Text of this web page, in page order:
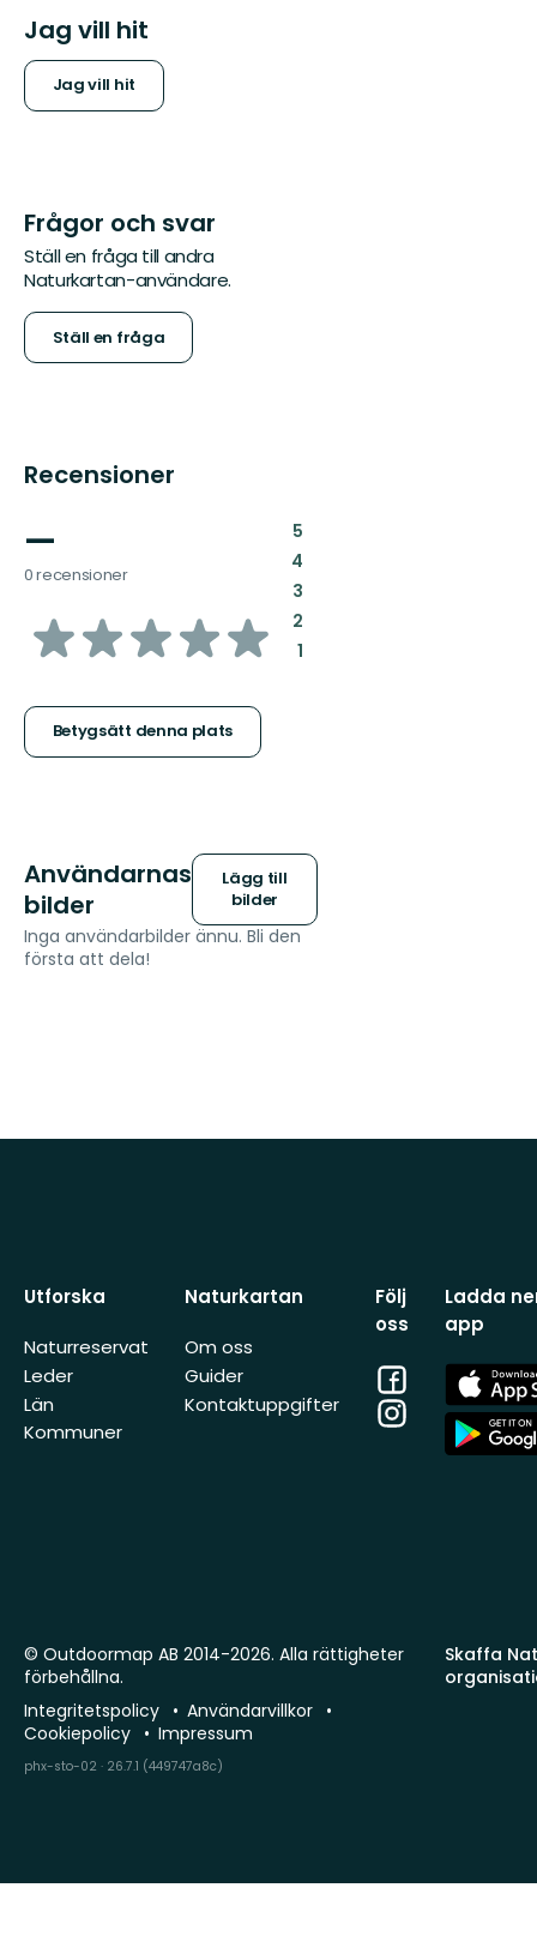
Jag vill hit
Jag vill hit
Frågor och svar
Ställ en fråga till andra
Naturkartan-användare.
Ställ en fråga
Recensioner
—
0 recensioner
av
stjärnor
Betygsätt denna plats
5:
4:
3:
2:
1:
Användarnas
bilder
Lägg till
bilder
Inga användarbilder ännu. Bli den
första att dela!
Utforska
Naturreservat
Leder
Län
Kommuner
Naturkartan
Om oss
Guider
Kontaktuppgifter
Följ
oss
Facebook
Instagram
Ladda
app
App
Store
App
Store
Skaffa
© Outdoormap AB 2014-2026. Alla rättigheter
förbehållna.
Integritetspolicy
Användarvillkor
Cookiepolicy
Impressum
phx-sto-02 · 26.7.1 (449747a8c)